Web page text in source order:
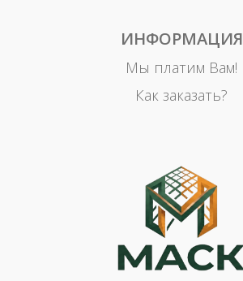
ИНФОРМАЦИЯ
Мы платим Вам!
Как заказать?